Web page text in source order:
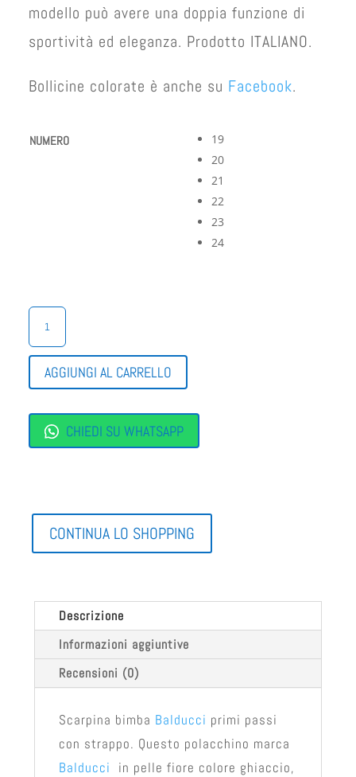
modello può avere una doppia funzione di
sportività ed eleganza. Prodotto ITALIANO.
Bollicine colorate è anche su Facebook.
NUMERO
19
20
21
22
23
24
SCARPINA
BIMBA
BALDUCCI
PRIMI
PASSIAGGIUNGI AL CARRELLO
CHIEDI SU WHATSAPP
CONTINUA LO SHOPPING
Descrizione
Informazioni aggiuntive
Recensioni (0)
Scarpina bimba Balducci primi passi
con strappo. Questo polacchino marca
Balducci in pelle fiore colore ghiaccio,